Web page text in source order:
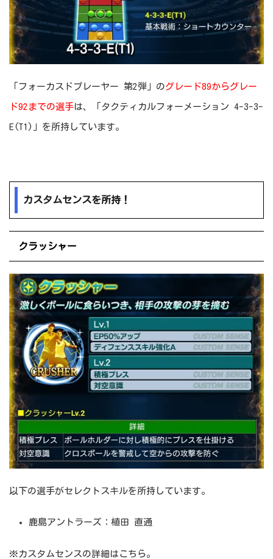
「フォーカスドプレーヤー 第2弾」のグレード89からグレー
ド92までの選手は、「タクティカルフォーメーション 4-3-3-
E(T1)」を所持しています。
カスタムセンスを所持！
クラッシャー
以下の選手がセレクトスキルを所持しています。
鹿島アントラーズ：植田 直通
※カスタムセンスの詳細はこちら。